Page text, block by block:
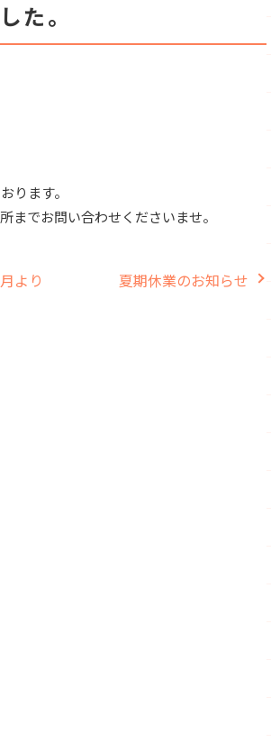
た。
ります。
までお問い合わせくださいませ。
より 夏期休業のお知らせ